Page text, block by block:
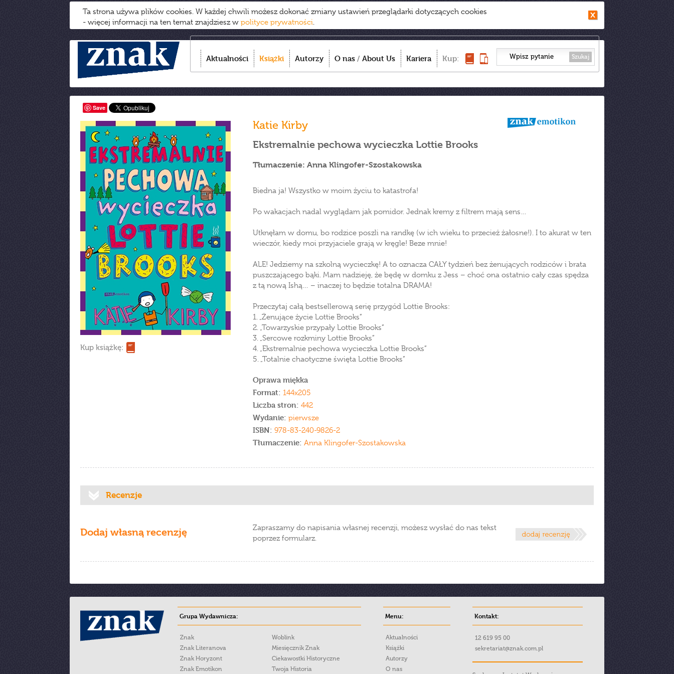
Ta strona używa plików cookies. W każdej chwili możesz dokonać zmiany ustawień przeglądarki dotyczących cookies
- więcej informacji na ten temat znajdziesz w polityce prywatności.
Aktualności Książki Autorzy O nas / About Us Kariera Kup: Szukaj
Save
Kup książkę:
Katie Kirby
Ekstremalnie pechowa wycieczka Lottie Brooks
Tłumaczenie: Anna Klingofer-Szostakowska
Biedna ja! Wszystko w moim życiu to katastrofa!
Po wakacjach nadal wyglądam jak pomidor. Jednak kremy z filtrem mają sens…
Utknęłam w domu, bo rodzice poszli na randkę (w ich wieku to przecież żałosne!). I to akurat w ten
wieczór, kiedy moi przyjaciele grają w kręgle! Beze mnie!
ALE! Jedziemy na szkolną wycieczkę! A to oznacza CAŁY tydzień bez żenujących rodziców i brata
puszczającego bąki. Mam nadzieję, że będę w domku z Jess – choć ona ostatnio cały czas spędza
z tą nową Ishą… – inaczej to będzie totalna DRAMA!
Przeczytaj całą bestsellerową serię przygód Lottie Brooks:
1. „Żenujące życie Lottie Brooks”
2. „Towarzyskie przypały Lottie Brooks”
3. „Sercowe rozkminy Lottie Brooks”
4. „Ekstremalnie pechowa wycieczka Lottie Brooks”
5. „Totalnie chaotyczne święta Lottie Brooks”
Oprawa miękka
Format: 144x205
Liczba stron: 442
Wydanie: pierwsze
ISBN: 978-83-240-9826-2
Tłumaczenie: Anna Klingofer-Szostakowska
Recenzje
Dodaj własną recenzję
Zapraszamy do napisania własnej recenzji, możesz wysłać do nas tekst
poprzez formularz.
Grupa Wydawnicza:
Znak
Znak Literanova
Znak Horyzont
Znak Emotikon
Woblink
Miesięcznik Znak
Ciekawostki Historyczne
Twoja Historia
Menu:
Aktualności
Książki
Autorzy
O nas
Kontakt:
12 619 95 00
sekretariat@znak.com.pl